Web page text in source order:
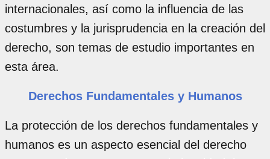
internacionales, así como la influencia de las
costumbres y la jurisprudencia en la creación del
derecho, son temas de estudio importantes en
esta área.
Derechos Fundamentales y Humanos
La protección de los derechos fundamentales y
humanos es un aspecto esencial del derecho